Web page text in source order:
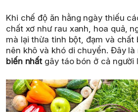
Khi chế độ ăn hằng ngày thiếu
chất xơ như rau xanh, hoa quả,
mà lại thừa tinh bột, đạm và chất
nên khô và khó di chuyển. Đây là
biến nhấtgây táo bón ở cả người